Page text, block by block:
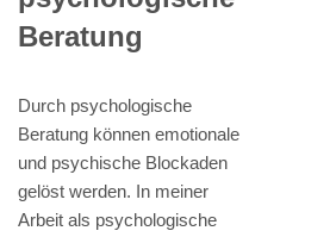
Beratung
Durch psychologische
Beratung können emotionale
und psychische Blockaden
gelöst werden. In meiner
Arbeit als psychologische